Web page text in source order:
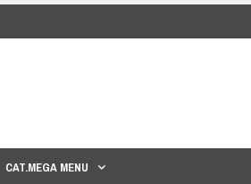
CAT.MEGA MENU